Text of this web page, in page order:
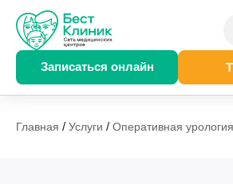
Записаться онлайн
Главная / Услуги / Оперативная урология